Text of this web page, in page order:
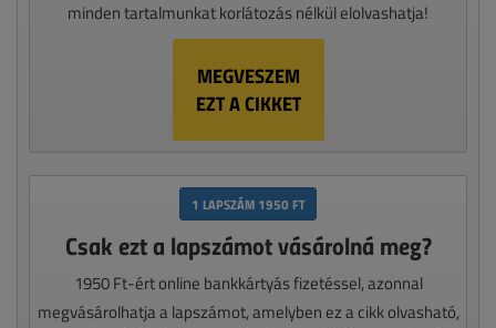
minden tartalmunkat korlátozás nélkül elolvashatja!
MEGVESZEM
EZT A CIKKET
1 LAPSZÁM 1950 FT
Csak ezt a lapszámot vásárolná meg?
1950 Ft-ért online bankkártyás fizetéssel, azonnal
megvásárolhatja a lapszámot, amelyben ez a cikk olvasható,